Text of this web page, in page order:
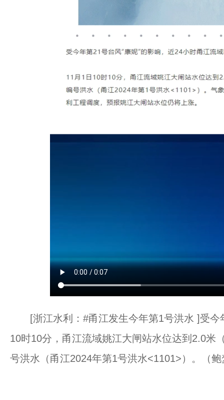
[浙江水利：#甬江发生今年第1号洪水 ]受今
10时10分，甬江流域姚江大闸站水位达到2.0米
号洪水（甬江2024年第1号洪水<1101>）。（